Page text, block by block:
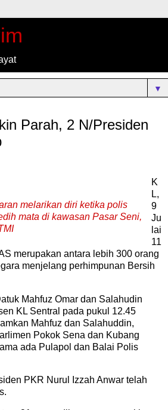
▼
Parah, 2 N/Presiden
melarikan diri ketika polis
mata di kawasan Pasar Seni,
K
L,
9
Ju
lai
11
merupakan antara lebih 300 orang
menjelang perhimpunan Bersih
Mahfuz Omar dan Salahudin
KL Sentral pada pukul 12.45
Mahfuz dan Salahuddin,
Pokok Sena dan Kubang
ada Pulapol dan Balai Polis
PKR Nurul Izzah Anwar telah